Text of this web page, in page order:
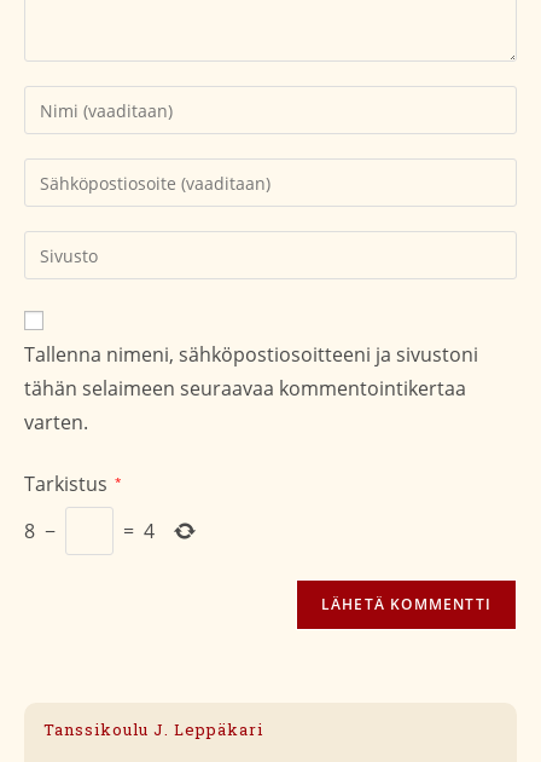
Kirjoita
nimesi
tai
käyttäjätunnuksesi
Kirjoita
sähköpostiosoitteesi
kommentoidaksesi
Kirjoita
sivustosi
verkko-
osoite/URL
(valinnainen)
Tallenna nimeni, sähköpostiosoitteeni ja sivustoni
tähän selaimeen seuraavaa kommentointikertaa
varten.
Tarkistus *
8 − = 4
Tanssikoulu J. Leppäkari